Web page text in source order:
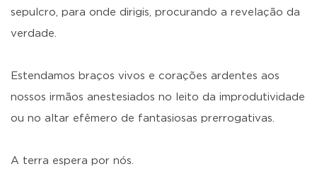
sepulcro, para onde dirigis, procurando a revelação da
verdade.
Estendamos braços vivos e corações ardentes aos
nossos irmãos anestesiados no leito da improdutividade
ou no altar efêmero de fantasiosas prerrogativas.
A terra espera por nós.